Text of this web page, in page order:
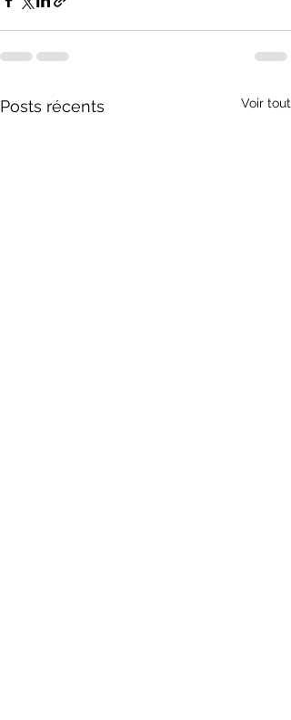
Posts récents Voir tout